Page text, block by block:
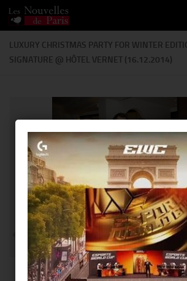
Skip to content
LUXURY CHRISTMAS PARTY FOR WINTER
SIGNATURE @ HÔTEL VERNET (16.12.2014)